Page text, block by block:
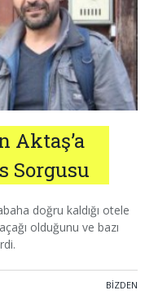
Aktaş’a
Sorgusu
doğru kaldığı otele
olduğunu ve bazı
BIZDEN